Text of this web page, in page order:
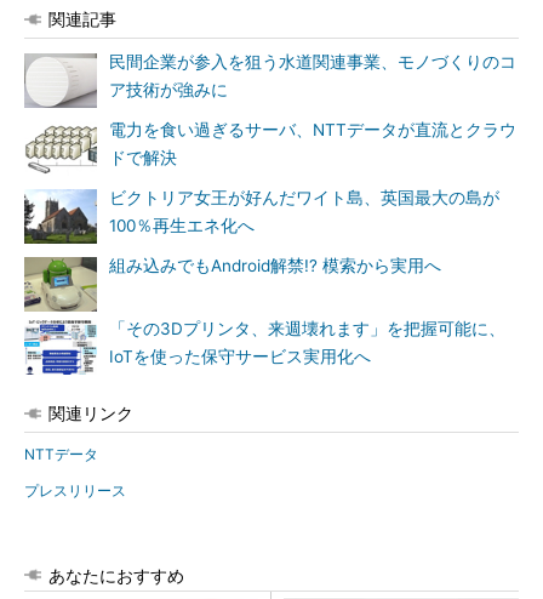
関連記事
民間企業が参入を狙う水道関連事業、モノづくりのコ
ア技術が強みに
電力を食い過ぎるサーバ、NTTデータが直流とクラウ
ドで解決
ビクトリア女王が好んだワイト島、英国最大の島が
100％再生エネ化へ
組み込みでもAndroid解禁!? 模索から実用へ
「その3Dプリンタ、来週壊れます」を把握可能に、
IoTを使った保守サービス実用化へ
関連リンク
NTTデータ
プレスリリース
あなたにおすすめ